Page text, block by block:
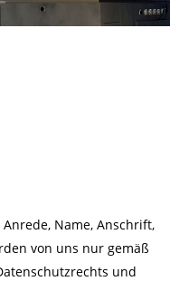
Name, Anschrift,
von uns nur gemäß
und